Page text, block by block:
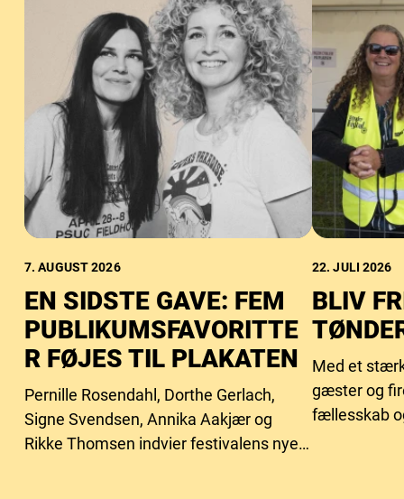
7. AUGUST 2026
EN SIDSTE GAVE: FEM
PUBLIKUMSFAVORITTE
R FØJES TIL PLAKATEN
Pernille Rosendahl, Dorthe Gerlach,
Signe Svendsen, Annika Aakjær og
Rikke Thomsen indvier festivalens nye
22. JULI 2026
BLIV
Med et
gæster og
fællesskab